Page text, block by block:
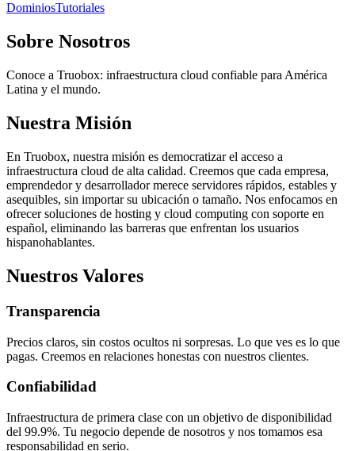
DominiosTutoriales
Sobre Nosotros
Conoce a Truobox: infraestructura cloud confiable para América
Latina y el mundo.
Nuestra Misión
En Truobox, nuestra misión es democratizar el acceso a
infraestructura cloud de alta calidad. Creemos que cada empresa,
emprendedor y desarrollador merece servidores rápidos, estables y
asequibles, sin importar su ubicación o tamaño. Nos enfocamos en
ofrecer soluciones de hosting y cloud computing con soporte en
español, eliminando las barreras que enfrentan los usuarios
hispanohablantes.
Nuestros Valores
Transparencia
Precios claros, sin costos ocultos ni sorpresas. Lo que ves es lo que
pagas. Creemos en relaciones honestas con nuestros clientes.
Confiabilidad
Infraestructura de primera clase con un objetivo de disponibilidad
del 99.9%. Tu negocio depende de nosotros y nos tomamos esa
responsabilidad en serio.